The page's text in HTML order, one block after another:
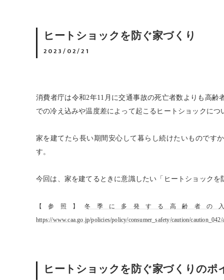
ヒートショックを防ぐ家づくり
2023/02/21
消費者庁は令和2年11月に交通事故の死亡者数よりも高
での冷え込みや温度差によって起こるヒートショックにつ
家を建てたら長い期間安心して暮らし続けたいものです
す。
今回は、家を建てるときに意識したい「ヒートショック
【参照】冬季に多発する高齢者の
https://www.caa.go.jp/policies/policy/consumer_safety/caution/
ヒートショックを防ぐ家づくりのポ